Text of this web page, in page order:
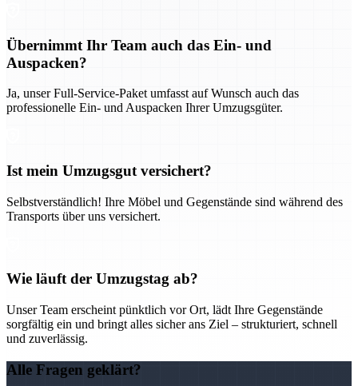
Übernimmt Ihr Team auch das Ein- und
Auspacken?
Ja, unser Full-Service-Paket umfasst auf Wunsch auch das
professionelle Ein- und Auspacken Ihrer Umzugsgüter.
Ist mein Umzugsgut versichert?
Selbstverständlich! Ihre Möbel und Gegenstände sind während des
Transports über uns versichert.
Wie läuft der Umzugstag ab?
Unser Team erscheint pünktlich vor Ort, lädt Ihre Gegenstände
sorgfältig ein und bringt alles sicher ans Ziel – strukturiert, schnell
und zuverlässig.
Alle Fragen geklärt?